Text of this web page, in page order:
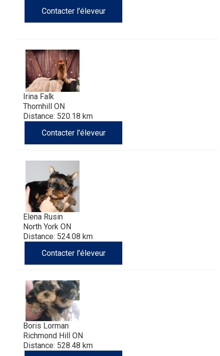
Contacter l'éleveur
Irina Falk
Thornhill ON
Distance: 520.18 km
Contacter l'éleveur
Elena Rusin
North York ON
Distance: 524.08 km
Contacter l'éleveur
Boris Lorman
Richmond Hill ON
Distance: 528.48 km